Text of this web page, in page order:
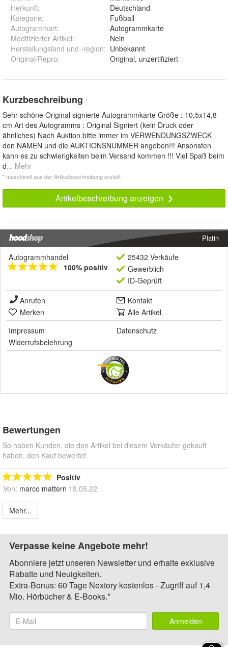
Herkunft:
Deutschland
Kategorie:
Fußball
Autogrammart:
Autogrammkarte
Modifizierter Artikel:
Nein
Herstellungsland und -region: Unbekannt
Original/Repro: Original, unzertifiziert
Kurzbeschreibung *
Sehr schöne Original signierte Autogrammkarte Größe : 10,5x14,8
cm Art des Autogramms : Original Signiert (kein Druck oder
ähnliches) Nach Auktion bitte immer im VERWENDUNGSZWECK
den NAMEN und die AUKTIONSNUMMER angeben!!! Ansonsten
kann es zu schwierigkeiten beim Versand kommen !!! Viel Spaß beim
d... Mehr
* maschinell aus der Artikelbeschreibung erstellt
Artikelbeschreibung anzeigen
Platin
Autogrammhandel
100% positiv
25432 Verkäufe
Gewerblich
ID-Geprüft
Anrufen
Kontakt
Merken
Alle Artikel
Impressum
Datenschutz
Widerrufsbelehrung
Bewertungen
So haben Kunden, die den Artikel bei diesem Verkäufer gekauft
haben, den Kauf bewertet.
Positiv
Von: marco mattern 19.05.22
Mehr...
Verpasse keine Angebote mehr!
Abonniere jetzt unseren Newsletter und erhalte exklusive
Rabatte und Neuigkeiten.
Extra-Bonus: 60 Tage Nextory kostenlos - Zugriff auf 1,4
Mio. Hörbücher & E-Books.*
Anmelden